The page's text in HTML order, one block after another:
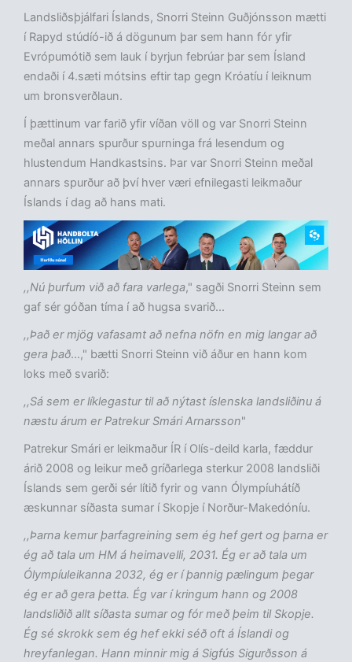
Landsliðsþjálfari Íslands, Snorri Steinn Guðjónsson mætti
í Rapyd stúdíó-ið á dögunum þar sem hann fór yfir
Evrópumótið sem lauk í byrjun febrúar þar sem Ísland
endaði í 4.sæti mótsins eftir tap gegn Króatíu í leiknum
um bronsverðlaun.
Í þættinum var farið yfir víðan völl og var Snorri Steinn
meðal annars spurður spurninga frá lesendum og
hlustendum Handkastsins. Þar var Snorri Steinn meðal
annars spurður að því hver væri efnilegasti leikmaður
Íslands í dag að hans mati.
,,Nú þurfum við að fara varlega," sagði Snorri Steinn sem
gaf sér góðan tíma í að hugsa svarið...
,,Það er mjög vafasamt að nefna nöfn en mig langar að
gera það...," bætti Snorri Steinn við áður en hann kom
loks með svarið:
,,Sá sem er líklegastur til að nýtast íslenska landsliðinu á
næstu árum er Patrekur Smári Arnarsson"
Patrekur Smári er leikmaður ÍR í Olís-deild karla, fæddur
árið 2008 og leikur með gríðarlega sterkur 2008 landsliði
Íslands sem gerði sér lítið fyrir og vann Ólympíuhátíð
æskunnar síðasta sumar í Skopje í Norður-Makedóníu.
,,Þarna kemur þarfagreining sem ég hef gert og þarna er
ég að tala um HM á heimavelli, 2031. Ég er að tala um
Ólympíuleikanna 2032, ég er í þannig pælingum þegar
ég er að gera þetta. Ég var í kringum hann og 2008
landsliðið allt síðasta sumar og fór með þeim til Skopje.
Ég sé skrokk sem ég hef ekki séð oft á Íslandi og
hreyfanlegan. Hann minnir mig á Sigfús Sigurðsson á